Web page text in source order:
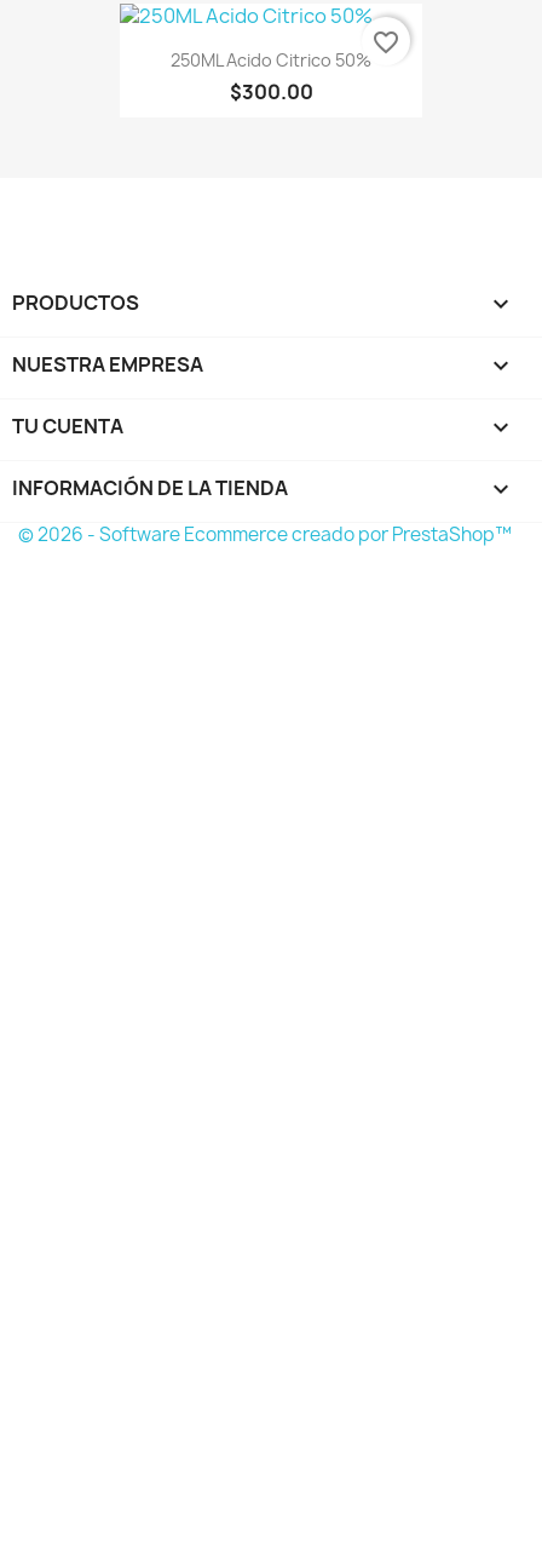
250ML Acido Citrico 50%
$300.00
favorite_border
PRODUCTOS 
NUESTRA EMPRESA 
TU CUENTA 
INFORMACIÓN DE LA TIENDA keyboard_arrow_down
© 2026 - Software Ecommerce creado por PrestaShop™